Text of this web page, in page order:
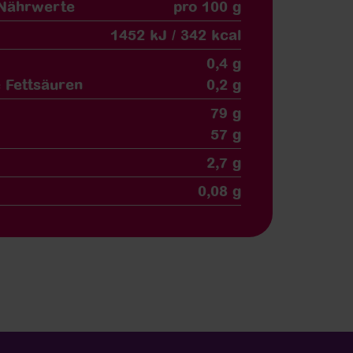
pro 100 g
1452 kJ / 342 kcal
Fettsäuren
0,4 g
0,2 g
79 g
57 g
2,7 g
0,08 g